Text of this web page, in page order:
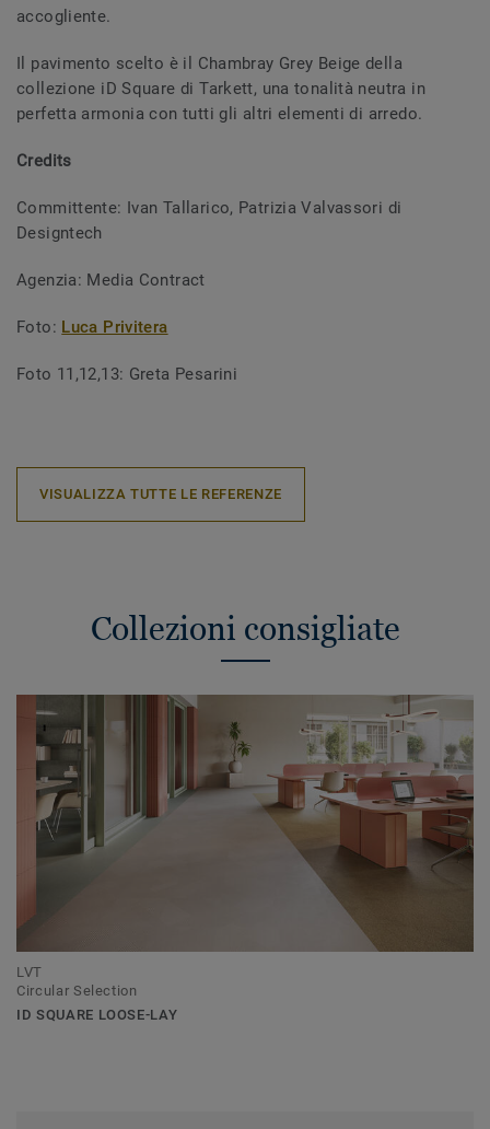
accogliente.
Il pavimento scelto è il Chambray Grey Beige della
collezione iD Square di Tarkett, una tonalità neutra in
perfetta armonia con tutti gli altri elementi di arredo.
Credits
Committente: Ivan Tallarico, Patrizia Valvassori di
Designtech
Agenzia: Media Contract
Foto: Luca Privitera
Foto 11,12,13: Greta Pesarini
VISUALIZZA TUTTE LE REFERENZE
Collezioni consigliate
LVT
Circular Selection
ID SQUARE LOOSE-LAY